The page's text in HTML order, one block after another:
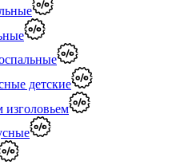
детские
изголовьем